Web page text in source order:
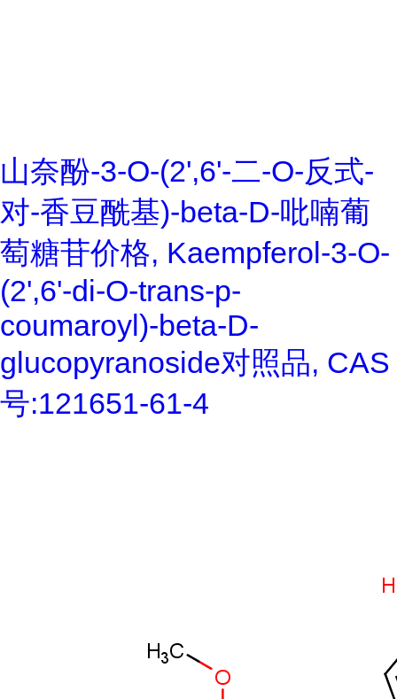
山奈酚-3-O-(2',6'-二-O-反式-
对-香豆酰基)-beta-D-吡喃葡
萄糖苷价格, Kaempferol-3-O-
(2',6'-di-O-trans-p-
coumaroyl)-beta-D-
glucopyranoside对照品, CAS
号:121651-61-4